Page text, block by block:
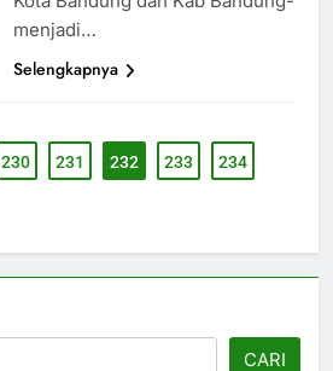
menjadi…
Selengkapnya
230 231 232 233 234
CARI